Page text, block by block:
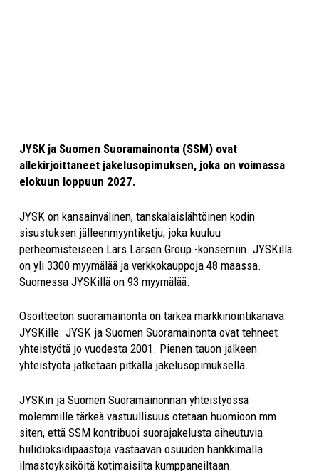
JYSK ja Suomen Suoramainonta (SSM) ovat
allekirjoittaneet jakelusopimuksen, joka on voimassa
elokuun loppuun 2027.
JYSK on kansainvälinen, tanskalaislähtöinen kodin
sisustuksen jälleenmyyntiketju, joka kuuluu
perheomisteiseen Lars Larsen Group -konserniin. JYSKillä
on yli 3300 myymälää ja verkkokauppoja 48 maassa.
Suomessa JYSKillä on 93 myymälää.
Osoitteeton suoramainonta on tärkeä markkinointikanava
JYSKille. JYSK ja Suomen Suoramainonta ovat tehneet
yhteistyötä jo vuodesta 2001. Pienen tauon jälkeen
yhteistyötä jatketaan pitkällä jakelusopimuksella.
JYSKin ja Suomen Suoramainonnan yhteistyössä
molemmille tärkeä vastuullisuus otetaan huomioon mm.
siten, että SSM kontribuoi suorajakelusta aiheutuvia
hiilidioksidipäästöjä vastaavan osuuden hankkimalla
ilmastoyksiköitä kotimaisilta kumppaneiltaan.